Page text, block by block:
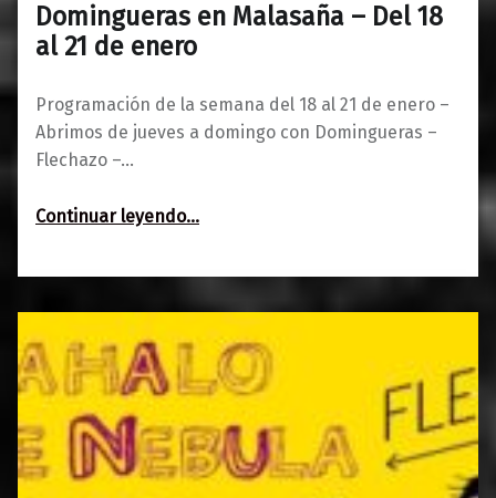
Domingueras en Malasaña – Del 18
al 21 de enero
Programación de la semana del 18 al 21 de enero –
Abrimos de jueves a domingo con Domingueras –
Flechazo –…
Continuar leyendo“Domingueras en Malasaña – Del 18 al 21 de enero”
…
15/01/2018
0
Maravillas